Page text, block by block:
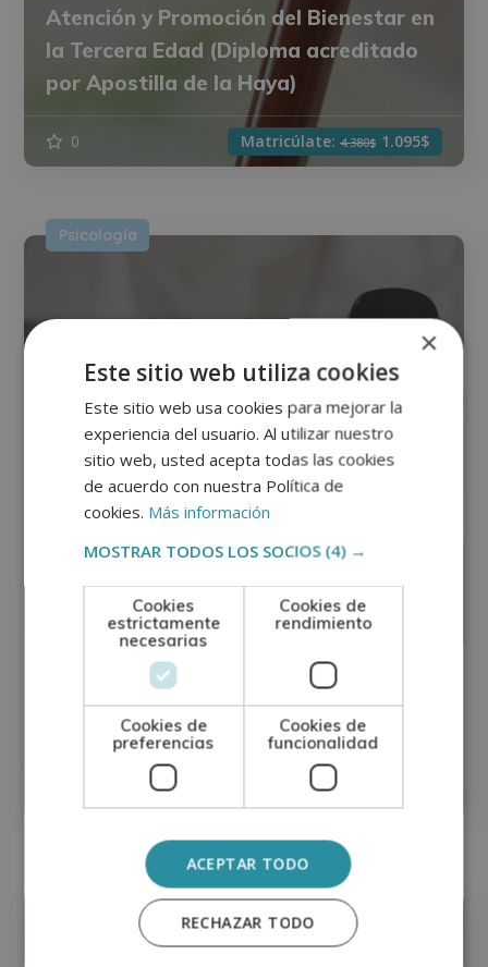
Atención y Promoción del Bienestar en
la Tercera Edad (Diploma acreditado
por Apostilla de la Haya)
0 Matricúlate: 4.380$ 1.095$
Psicología
Certificación en Afrontamiento del
Duelo para Sanitarios (Diploma
acreditado por Apostilla de la Haya)
Matricúlate:
×
Este sitio web utiliza cookies
Este sitio web usa cookies para mejorar la
experiencia del usuario. Al utilizar nuestro
sitio web, usted acepta todas las cookies
de acuerdo con nuestra Política de
cookies. Más información
MOSTRAR TODOS LOS SOCIOS (4) →
Cookies
estrictamente
necesarias
Cookies de
rendimiento
Cookies de
preferencias
Cookies de
funcionalidad
ACEPTAR TODO
RECHAZAR TODO